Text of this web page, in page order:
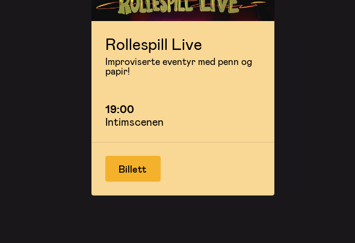
Rollespill Live
Improviserte eventyr med penn og
papir!
19:00
Intimscenen
Billett